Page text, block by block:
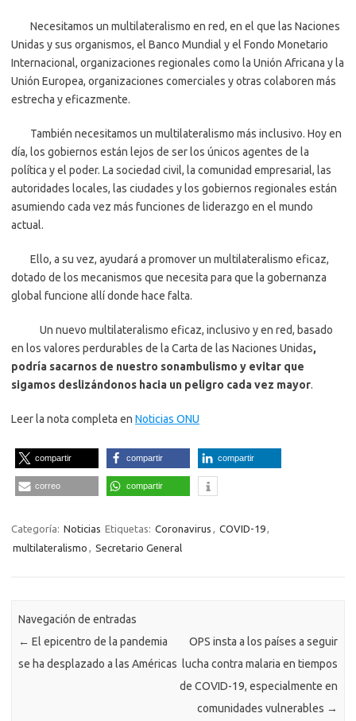
Necesitamos un multilateralismo en red, en el que las Naciones
Unidas y sus organismos, el Banco Mundial y el Fondo Monetario
Internacional, organizaciones regionales como la Unión Africana y la
Unión Europea, organizaciones comerciales y otras colaboren más
estrecha y eficazmente.
También necesitamos un multilateralismo más inclusivo. Hoy en
día, los gobiernos están lejos de ser los únicos agentes de la
política y el poder. La sociedad civil, la comunidad empresarial, las
autoridades locales, las ciudades y los gobiernos regionales están
asumiendo cada vez más funciones de liderazgo en el mundo
actual.
Ello, a su vez, ayudará a promover un multilateralismo eficaz,
dotado de los mecanismos que necesita para que la gobernanza
global funcione allí donde hace falta.
Un nuevo multilateralismo eficaz, inclusivo y en red, basado
en los valores perdurables de la Carta de las Naciones Unidas,
podría sacarnos de nuestro sonambulismo y evitar que
sigamos deslizándonos hacia un peligro cada vez mayor.
Leer la nota completa en Noticias ONU
compartir compartir compartir
correo compartir
Categoría: Noticias Etiquetas: Coronavirus , COVID-19,
multilateralismo , Secretario General
Navegación de entradas
← El epicentro de la pandemia
se ha desplazado a las Américas
OPS insta a los países a seguir
lucha contra malaria en tiempos
de COVID-19, especialmente en
comunidades vulnerables →